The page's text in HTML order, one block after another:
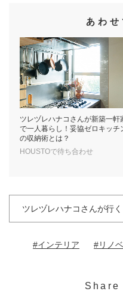
あわせ
ツレヅレハナコさんが新築一軒
で一人暮らし！妥協ゼロキッチ
の収納術とは？
HOUSTOで待ち合わせ
ツレヅレハナコさんが行
#インテリア #リノ
Share